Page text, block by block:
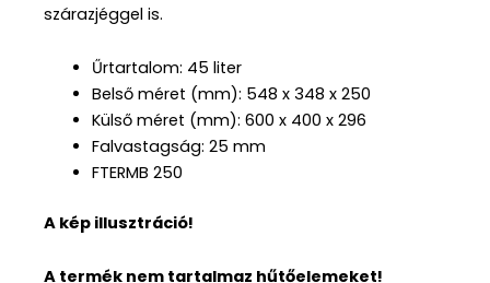
szárazjéggel is.
Űrtartalom: 45 liter
Belső méret (mm): 548 x 348 x 250
Külső méret (mm): 600 x 400 x 296
Falvastagság: 25 mm
FTERMB 250
A kép illusztráció!
A termék nem tartalmaz hűtőelemeket!